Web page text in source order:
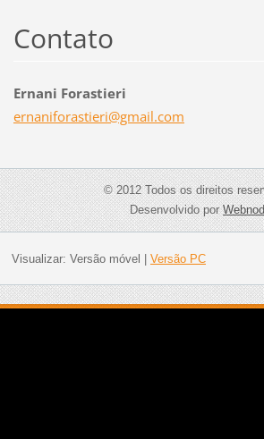
Contato
Ernani Forastieri
ernaniforastieri@gmail.com
© 2012 Todos os direitos
Desenvolvido por
Visualizar: Versão móvel Versão PC